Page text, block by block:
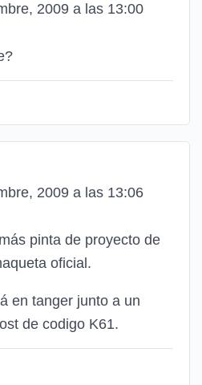
2009 a las 13:00
2009 a las 13:06
pinta de proyecto de
oficial.
en tanger junto a un
de codigo K61.